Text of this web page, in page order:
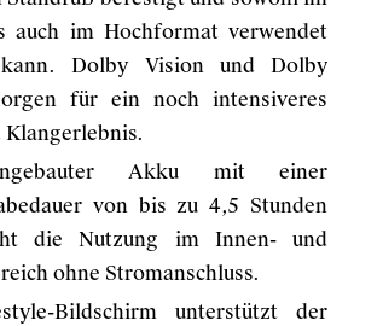
auch im Hochformat verwendet
Dolby Vision und Dolby
für ein noch intensiveres
Akku mit einer
von bis zu 4,5 Stunden
die Nutzung im Innen- und
ohne Stromanschluss.
Bildschirm unterstützt der